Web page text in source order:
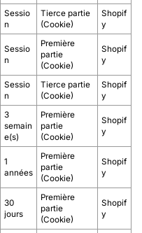
Sessio
n
Tierce partie
(Cookie)
Shopif
y
Sessio
n
Première
partie
(Cookie)
Shopif
y
Sessio
n
Tierce partie
(Cookie)
Shopif
y
3
semain
e(s)
Première
partie
(Cookie)
Shopif
y
1
années
Première
partie
(Cookie)
Shopif
y
30
jours
Première
partie
(Cookie)
Shopif
y